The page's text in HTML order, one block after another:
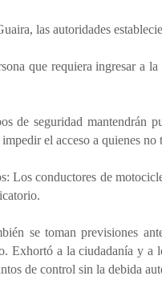
las autoridades
que requiera ingresar a
de seguridad mantendrán
el acceso a quienes no
Los conductores de
se toman previsiones
Exhortó a la ciudadanía y
de control sin la debida